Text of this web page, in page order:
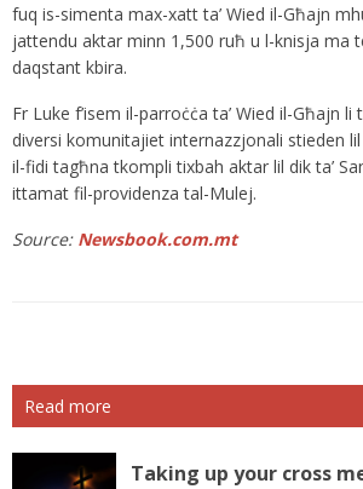
fuq is-simenta max-xatt ta’ Wied il-Għajn
jattendu aktar minn 1,500 ruħ u l-knisja ma
daqstant kbira.
Fr Luke f’isem il-parroċċa ta’ Wied il-Għajn li
diversi komunitajiet internazzjonali stieden
il-fidi tagħna tkompli tixbah aktar lil dik ta’
ittamat fil-providenza tal-Mulej.
Source: Newsbook.com.mt
Read more
Taking up your cross